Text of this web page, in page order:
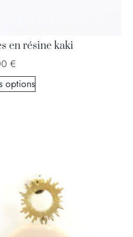
en résine kaki
€
options